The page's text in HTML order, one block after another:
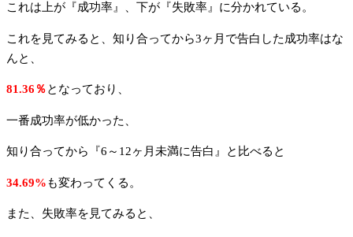
これは上が『成功率』、下が『失敗率』に分かれている。
これを見てみると、知り合ってから3ヶ月で告白した成功率はな
んと、
81.36％となっており、
一番成功率が低かった、
知り合ってから『6～12ヶ月未満に告白』と比べると
34.69%も変わってくる。
また、失敗率を見てみると、